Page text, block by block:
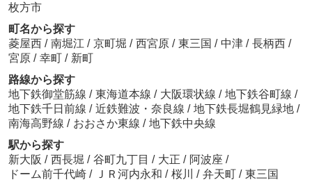
枚方市
町名から探す
菱屋西 / 南堀江 / 京町堀 / 西宮原 / 東三国 / 中津 / 長柄西 /
宮原 / 幸町 / 新町
路線から探す
地下鉄御堂筋線 / 東海道本線 / 大阪環状線 / 地下鉄谷町線 /
地下鉄千日前線 / 近鉄難波・奈良線 / 地下鉄長堀鶴見緑地 /
南海高野線 / おおさか東線 / 地下鉄中央線
駅から探す
新大阪 / 西長堀 / 谷町九丁目 / 大正 / 阿波座 /
ドーム前千代崎 / ＪＲ河内永和 / 桜川 / 弁天町 / 東三国